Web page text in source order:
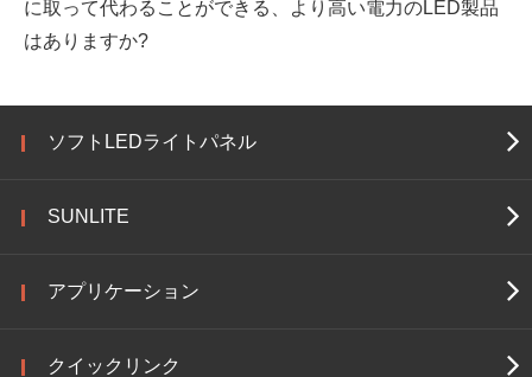
に取って代わることができる、より高い電力のLED製品
はありますか?
ソフトLEDライトパネル
SUNLITE
アプリケーション
クイックリンク